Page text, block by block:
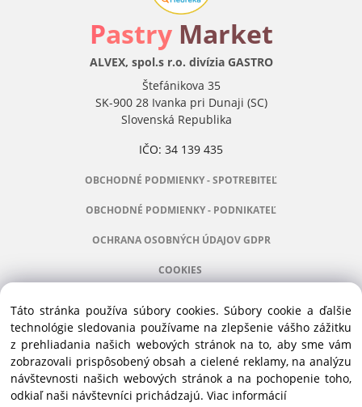
Pastry Market
ALVEX, spol.s r.o. divízia GASTRO
Štefánikova 35
SK-900 28 Ivanka pri Dunaji (SC)
Slovenská Republika
IČO: 34 139 435
OBCHODNÉ PODMIENKY - SPOTREBITEĽ
OBCHODNÉ PODMIENKY - PODNIKATEĽ
OCHRANA OSOBNÝCH ÚDAJOV GDPR
COOKIES
Manažér:+421 911 031 991
Príslušenstvo:+421 910 121 005
Stroje:+421 903 404 067
Servis:+421 903 404 047
Táto stránka používa súbory cookies. Súbory cookie a ďalšie
technológie sledovania používame na zlepšenie vášho zážitku
z prehliadania našich webových stránok na to, aby sme vám
zobrazovali prispôsobený obsah a cielené reklamy, na analýzu
návštevnosti našich webových stránok a na pochopenie toho,
odkiaľ naši návštevníci prichádzajú. Viac informácií